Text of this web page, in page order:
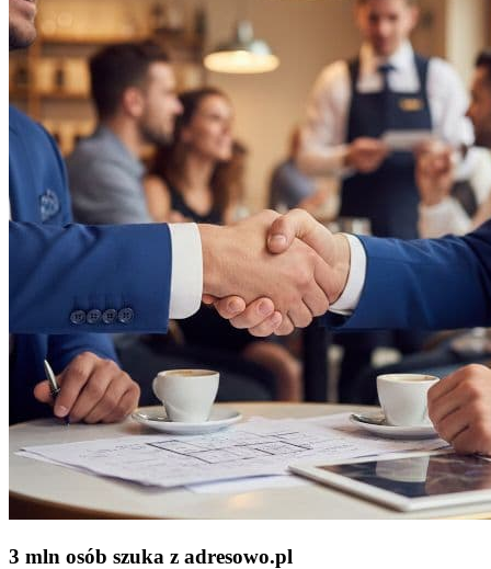
3 mln osób szuka z adresowo.pl